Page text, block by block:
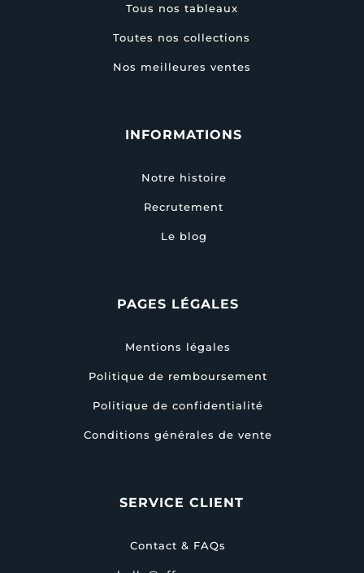
Tous nos tableaux
Toutes nos collections
Nos meilleures ventes
INFORMATIONS
Notre histoire
Recrutement
Le blog
PAGES LÉGALES
Mentions légales
Politique de remboursement
Politique de confidentialité
Conditions générales de vente
SERVICE CLIENT
Contact & FAQs